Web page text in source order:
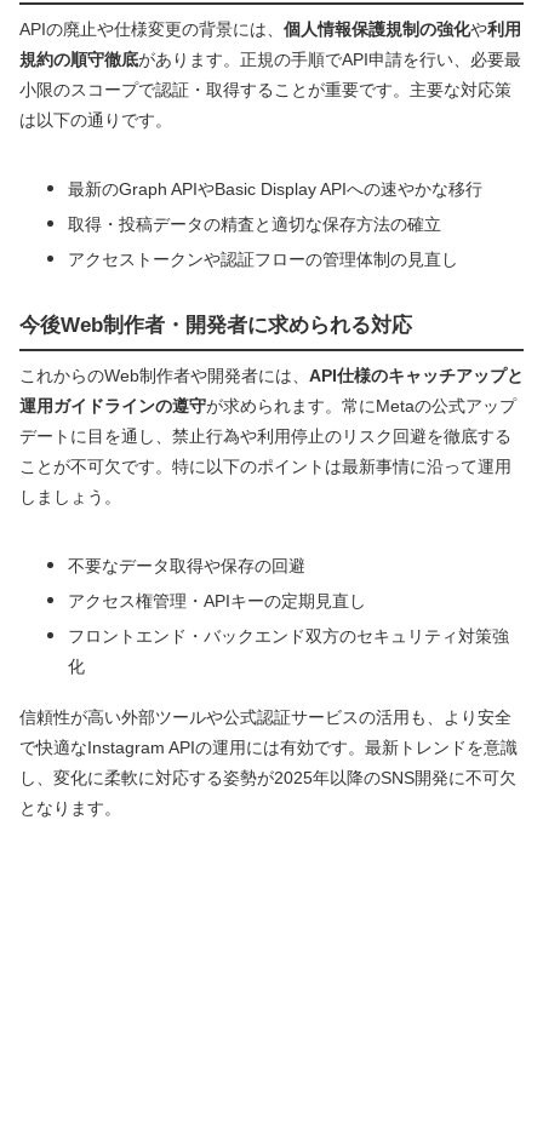
APIの廃止や仕様変更の背景には、 個人情報保護規制の強化や利用
規約の順守徹底があります。正規の手順でAPI申請を行い、必要最
小限のスコープで認証・取得することが重要です。主要な対応策
は以下の通りです。
最新のGraph APIやBasic Display APIへの速やかな移行
取得・投稿データの精査と適切な保存方法の確立
アクセストークンや認証フローの管理体制の見直し
今後Web制作者・開発者に求められる対応
これからのWeb制作者や開発者には、 API仕様のキャッチアップと
運用ガイドラインの遵守が求められます。常にMetaの公式アップ
デートに目を通し、禁止行為や利用停止のリスク回避を徹底する
ことが不可欠です。特に以下のポイントは最新事情に沿って運用
しましょう。
不要なデータ取得や保存の回避
アクセス権管理・APIキーの定期見直し
フロントエンド・バックエンド双方のセキュリティ対策強
化
信頼性が高い外部ツールや公式認証サービスの活用も、より安全
で快適なInstagram APIの運用には有効です。最新トレンドを意識
し、変化に柔軟に対応する姿勢が2025年以降のSNS開発に不可欠
となります。